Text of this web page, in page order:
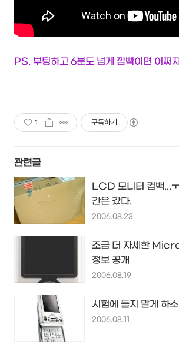
PS. 부팅하고 6분도 넘게 깜빡이면 어쩌
1 구독하기
관련글
LCD 모니터 컴백...
간은 갔다.
2006.08.23
조금 더 자세한
정보 공개
2006.08.19
시험에 들지 말게 하
2006.08.11